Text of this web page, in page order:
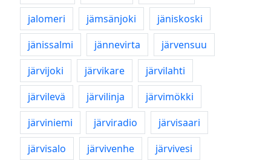
jalomeri
jämsänjoki
jäniskoski
jänissalmi
jännevirta
järvensuu
järvijoki
järvikare
järvilahti
järvilevä
järvilinja
järvimökki
järviniemi
järviradio
järvisaari
järvisalo
järvivenhe
järvivesi